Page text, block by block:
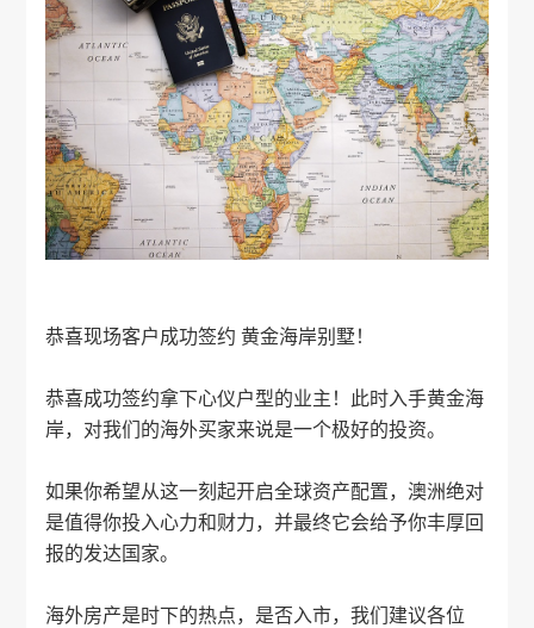
恭喜现场客户成功签约 黄金海岸别墅！
恭喜成功签约拿下心仪户型的业主！此时入手黄金海
岸，对我们的海外买家来说是一个极好的投资。
如果你希望从这一刻起开启全球资产配置，澳洲绝对
是值得你投入心力和财力，并最终它会给予你丰厚回
报的发达国家。
海外房产是时下的热点，是否入市，我们建议各位